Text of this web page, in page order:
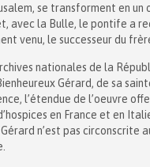
se transforment en un
avec la Bulle, le pontife a
venu, le successeur du
nationales de la
Gérard, de sa
l’étendue de l’oeuvre
en France et en
n’est pas circonscrite